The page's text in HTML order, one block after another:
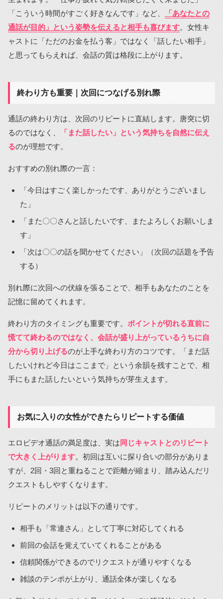
「こういう時間がすごく好きなんです」など、
「あなたとの
通話が目的」という姿勢を伝えると相手も喜びます。女性キ
ャストに「ただのお金を払う客」ではなく「話したい相手」
と思ってもらえれば、会話の質は格段に上がります。
終わり方も重要｜次回につなげる別れ際
通話の終わり方は、次回のリピートに直結します。唐突に切
るのではなく、
「また話したい」という気持ちを自然に伝え
るのが理想です。
おすすめの別れ際の一言：
「今日はすごく楽しかったです、ありがとうございまし
た」
「また〇〇さんと話したいです、またよろしくお願いしま
す」
「次は〇〇の話を聞かせてください」（次回の話題を予告
する）
別れ際に次回への伏線を張ることで、相手もあなたのことを
記憶に留めてくれます。
終わり方のタイミングも重要です。 ポイントが切れる直前に
慌てて終わるのではなく、会話が盛り上がっているうちに自
分から切り上げるのが上手な終わり方のコツです。「まだ話
したいけれど今日はここまで」という余韻を残すことで、相
手にもまた話したいという気持ちが芽生えます。
お気に入りの女性ができたらリピートする価値
エロビデオ通話の満足度は、実は 同じキャストとのリピート
で大きく上がります。初回は互いに探り合いの部分がありま
すが、2回・3回と重ねることで距離が縮まり、踏み込んだリ
クエストもしやすくなります。
リピートのメリットは以下の通りです。
相手も「常連さん」として丁寧に対応してくれる
前回の会話を覚えていてくれることがある
信頼関係ができるのでリクエストが通りやすくなる
雑談のテンポが上がり、通話全体が楽しくなる